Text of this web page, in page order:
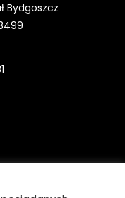
Bydgoszcz